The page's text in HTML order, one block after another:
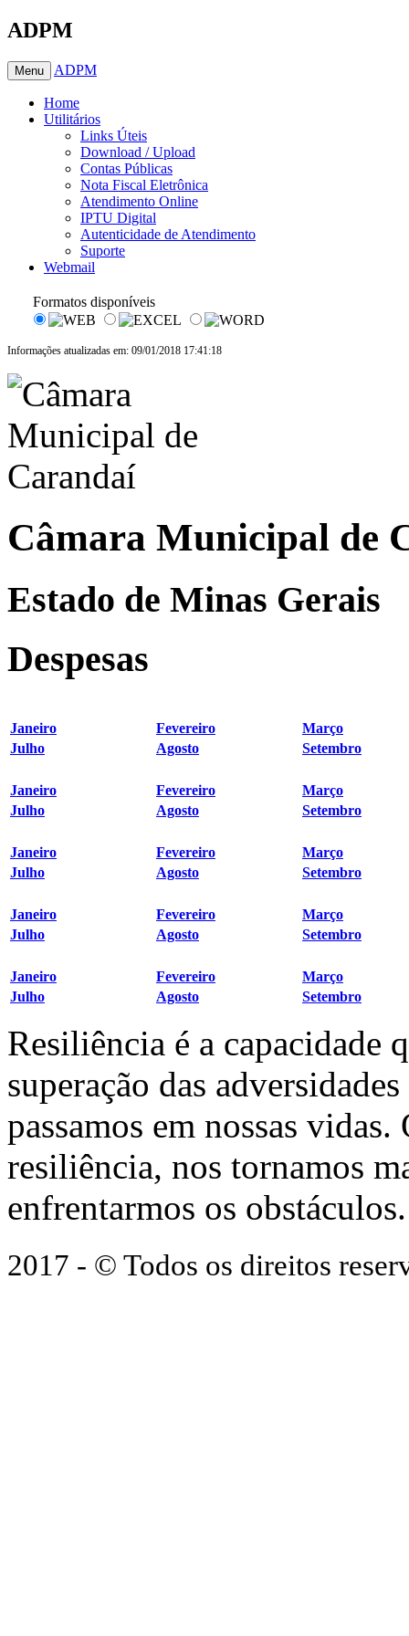
ADPM
Menu ADPM
Home
Utilitários
Links Úteis
Download / Upload
Contas Públicas
Nota Fiscal Eletrônica
Atendimento Online
IPTU Digital
Autenticidade de Atendimento
Suporte
Webmail
Formatos disponíveis
Informações atualizadas em: 09/01/2018 17:41:18
Câmara Municipal de
Estado de Minas Gerais
Despesas
Janeiro Fevereiro
Março
Julho
Agosto Setembro
Janeiro Fevereiro
Março
Julho
Agosto Setembro
Janeiro Fevereiro
Março
Julho
Agosto Setembro
Janeiro Fevereiro
Março
Julho
Agosto Setembro
Janeiro Fevereiro
Março
Julho
Agosto Setembro
Resiliência é a capacidade
superação das
passamos em nossas
resiliência, nos tornamos
enfrentarmos os obstáculos.
2017 - © Todos os direitos